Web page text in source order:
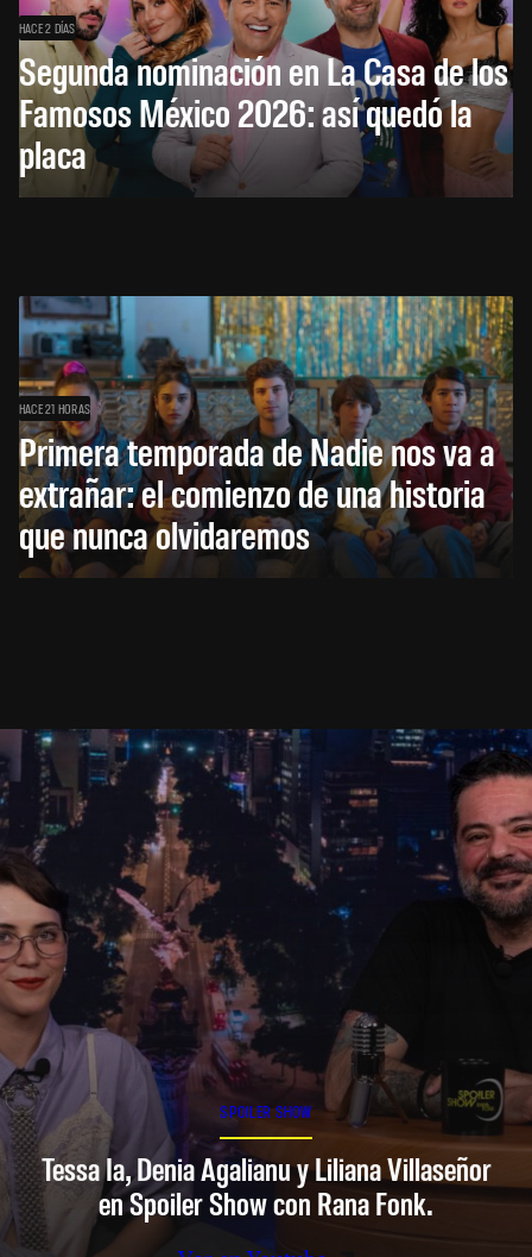
HACE 2 DÍAS
Segunda nominación en La Casa de los
Famosos México 2026: así quedó la
placa
HACE 21 HORAS
Primera temporada de Nadie nos va a
extrañar: el comienzo de una historia
que nunca olvidaremos
SPOILER SHOW
Tessa Ia, Denia Agalianu y Liliana Villaseñor
en Spoiler Show con Rana Fonk.